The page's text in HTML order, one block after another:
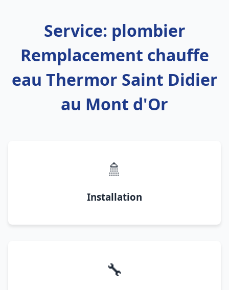
Service: plombier
Remplacement chauffe
eau Thermor Saint Didier
au Mont d'Or
🚿
Installation
🔧